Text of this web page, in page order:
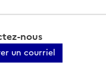
nous
un courriel